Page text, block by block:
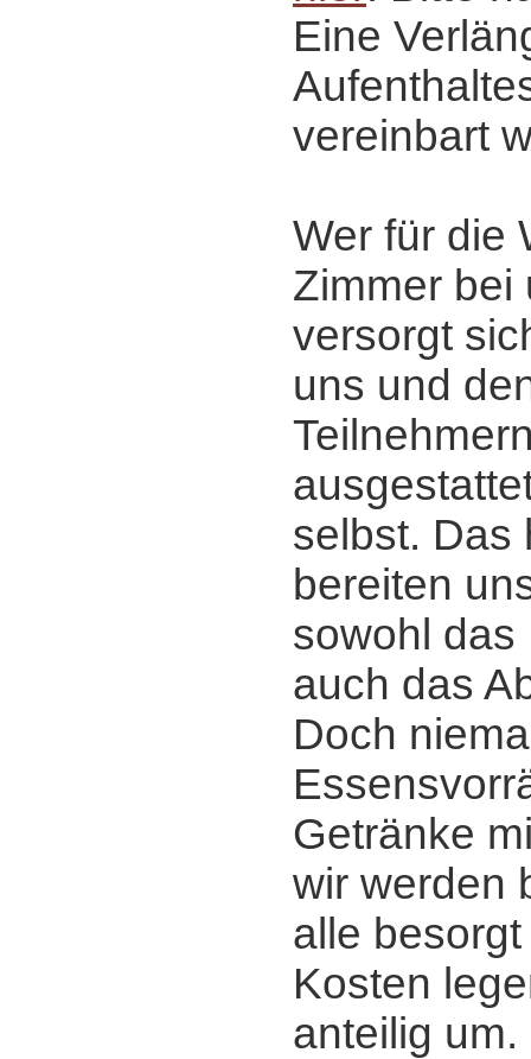
Eine
vereinbart
Wer für die
Zimmer bei
versorgt
uns und
selbst. Das
bereiten
sowohl das
auch das
Doch
Getränke
wir werden
alle
Kosten
anteilig um.